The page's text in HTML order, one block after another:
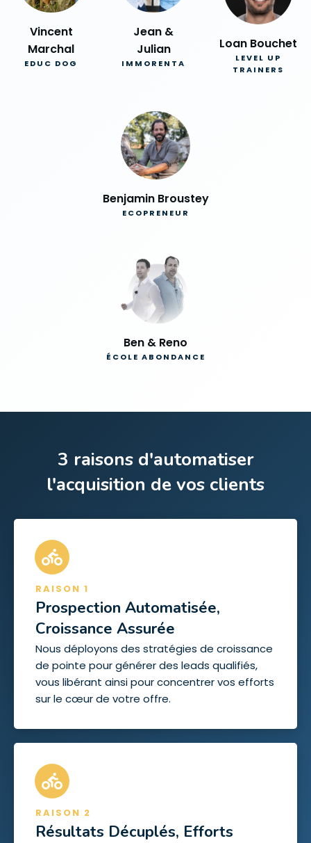
Vincent
Marchal
EDUC DOG
Jean &
Julian
IMMORENTA
Loan Bouchet
LEVEL UP
TRAINERS
Benjamin Broustey
ECOPRENEUR
Ben & Reno
ÉCOLE ABONDANCE
3 raisons d'automatiser
l'acquisition de vos clients
RAISON 1
Prospection Automatisée,
Croissance Assurée
Nous déployons des stratégies de croissance
de pointe pour générer des leads qualifiés,
vous libérant ainsi pour concentrer vos efforts
sur le cœur de votre offre.
RAISON 2
Résultats Décuplés, Efforts